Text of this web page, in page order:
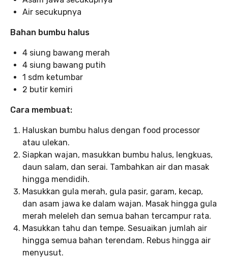
Air secukupnya
Bahan bumbu halus
4 siung bawang merah
4 siung bawang putih
1 sdm ketumbar
2 butir kemiri
Cara membuat:
Haluskan bumbu halus dengan food processor
atau ulekan.
Siapkan wajan, masukkan bumbu halus, lengkuas,
daun salam, dan serai. Tambahkan air dan masak
hingga mendidih.
Masukkan gula merah, gula pasir, garam, kecap,
dan asam jawa ke dalam wajan. Masak hingga gula
merah meleleh dan semua bahan tercampur rata.
Masukkan tahu dan tempe. Sesuaikan jumlah air
hingga semua bahan terendam. Rebus hingga air
menyusut.